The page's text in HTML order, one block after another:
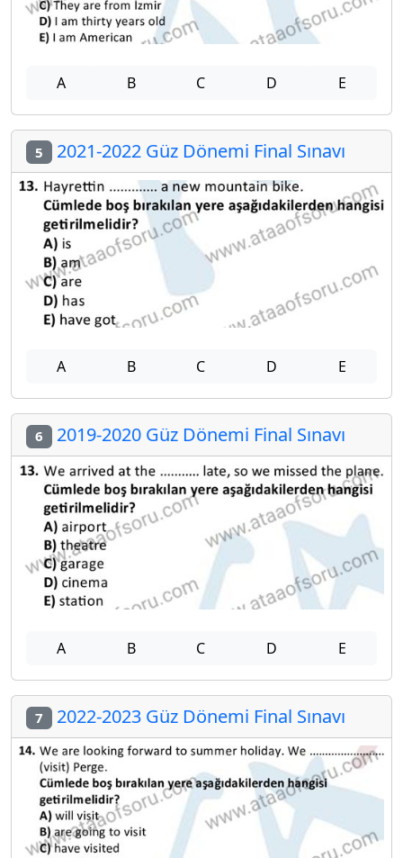
A B C D E
5 2021-2022 Güz Dönemi Final Sınavı
A B C D E
6 2019-2020 Güz Dönemi Final Sınavı
A B C D E
7 2022-2023 Güz Dönemi Final Sınavı